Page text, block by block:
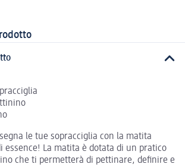
le tue sopracciglia con la matita
essence! La matita è dotata di un pratico
che ti permetterà di pettinare, definire e